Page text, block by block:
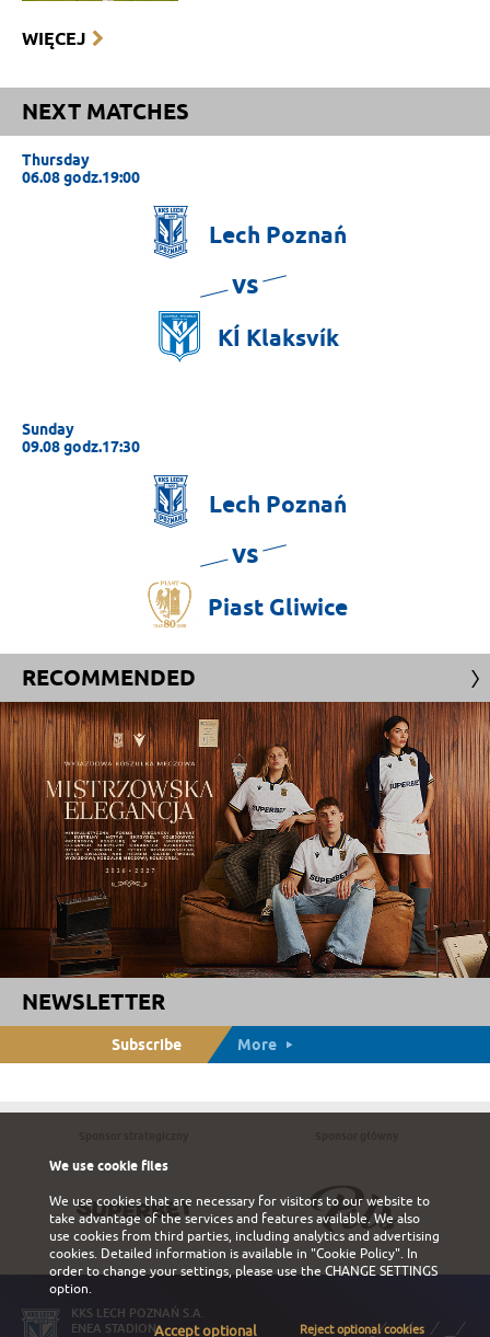
WIĘCEJ
NEXT MATCHES
Thursday
06.08 godz.19:00
Lech Poznań
vs
KÍ Klaksvík
Sunday
09.08 godz.17:30
Lech Poznań
vs
Piast Gliwice
RECOMMENDED
NEWSLETTER
Subscribe More
KKS LECH POZNAŃ S.A.
ENEA STADION
We use cookie files
We use cookies that are necessary for visitors to our website to
take advantage of the services and features available. We also
use cookies from third parties, including analytics and advertising
cookies. Detailed information is available in "Cookie Policy". In
order to change your settings, please use theCHANGE SETTINGS
option.
Accept optional Reject optional cookies